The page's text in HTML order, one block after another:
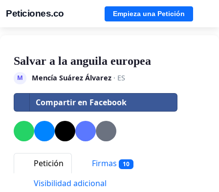
Peticiones.co Empieza una Petición
Salvar a la anguila europea
M Mencía Suárez Álvarez· ES
Compartir en Facebook
Petición Firmas 10
Visibilidad adicional